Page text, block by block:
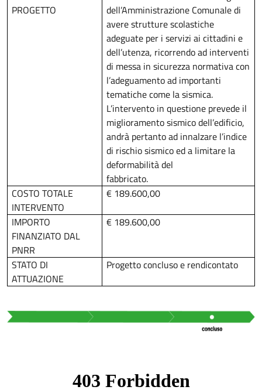
PROGETTO
dell’Amministrazione Comunale di
avere strutture scolastiche
adeguate per i servizi ai cittadini e
dell’utenza, ricorrendo ad interventi
di messa in sicurezza normativa con
l’adeguamento ad importanti
tematiche come la sismica.
L’intervento in questione prevede il
miglioramento sismico dell’edificio,
andrà pertanto ad innalzare l’indice
di rischio sismico ed a limitare la
deformabilità del
fabbricato.
COSTO TOTALE
INTERVENTO
€ 189.600,00
IMPORTO
FINANZIATO DAL
PNRR
€ 189.600,00
STATO DI
ATTUAZIONE
Progetto concluso e rendicontato